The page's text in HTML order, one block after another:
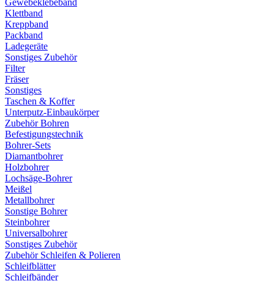
Gewebeklebeband
Klettband
Kreppband
Packband
Ladegeräte
Sonstiges Zubehör
Filter
Fräser
Sonstiges
Taschen & Koffer
Unterputz-Einbaukörper
Zubehör Bohren
Befestigungstechnik
Bohrer-Sets
Diamantbohrer
Holzbohrer
Lochsäge-Bohrer
Meißel
Metallbohrer
Sonstige Bohrer
Steinbohrer
Universalbohrer
Sonstiges Zubehör
Zubehör Schleifen & Polieren
Schleifblätter
Schleifbänder